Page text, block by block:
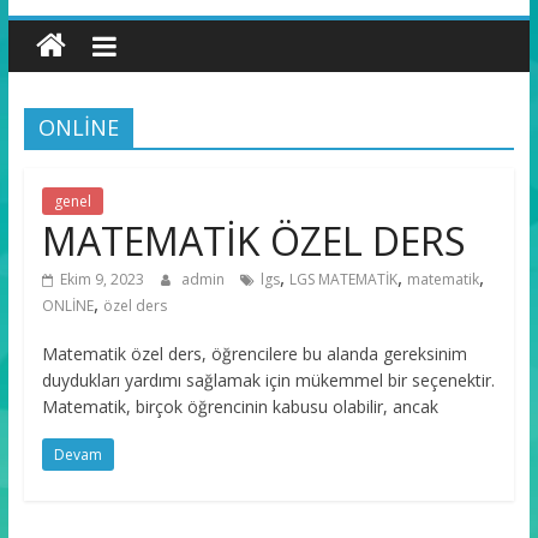
Özel
Ders
ve
Koçluk
Bir
ONLİNE
genel
MATEMATİK ÖZEL DERS
Ekim 9, 2023 admin lgs, LGS MATEMATİK, matematik,
ONLİNE, özel ders
Matematik özel ders, öğrencilere bu alanda gereksinim
duydukları yardımı sağlamak için mükemmel bir seçenektir.
Matematik, birçok öğrencinin kabusu olabilir, ancak
Devam